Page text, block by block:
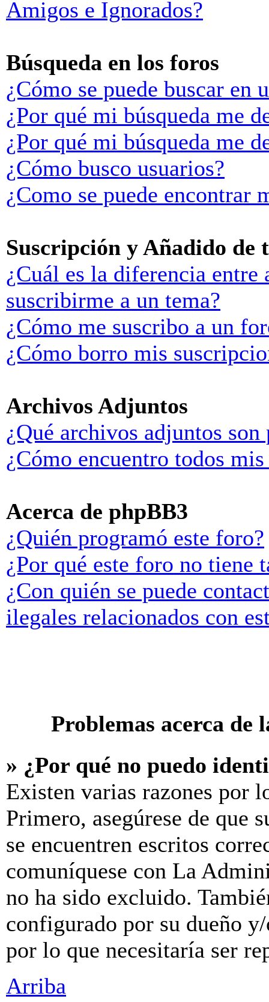
Amigos e Ignorados?
Búsqueda en los foros
¿Cómo se puede buscar en
¿Por qué mi búsqueda me
¿Por qué mi búsqueda me
¿Cómo busco usuarios?
¿Como se puede encontrar
Suscripción y Añadido de
¿Cuál es la diferencia
suscribirme a un tema?
¿Cómo me suscribo a un
¿Cómo borro mis
Archivos Adjuntos
¿Qué archivos adjuntos
¿Cómo encuentro todos
Acerca de phpBB3
¿Quién programó este foro?
¿Por qué este foro no tiene
¿Con quién se puede
ilegales relacionados con
Problemas acerca
» ¿Por qué no puedo
Existen varias razones por
Primero, asegúrese de que
se encuentren escritos
comuníquese con La
no ha sido excluido.
configurado por su dueño
por lo que necesitaría ser
Arriba